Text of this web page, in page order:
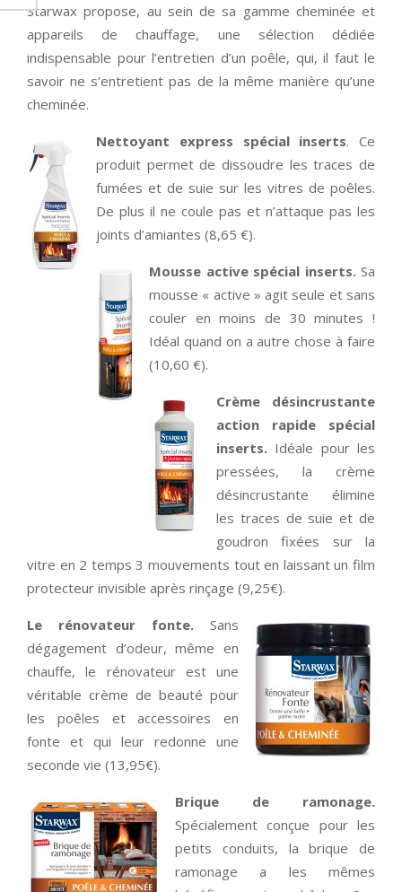
Starwax propose, au sein de sa gamme cheminée et
appareils de chauffage, une sélection dédiée
indispensable pour l’entretien d’un poêle, qui, il faut le
savoir ne s’entretient pas de la même manière qu’une
cheminée.
Nettoyant express spécial inserts. Ce
produit permet de dissoudre les traces de
fumées et de suie sur les vitres de poêles.
De plus il ne coule pas et n’attaque pas les
joints d’amiantes (8,65 €).
Mousse active spécial inserts.Sa
mousse « active » agit seule et sans
couler en moins de 30 minutes !
Idéal quand on a autre chose à faire
(10,60 €).
Crème désincrustante
action rapide spécial
inserts. Idéale pour les
pressées, la crème
désincrustante élimine
les traces de suie et de
goudron fixées sur la
vitre en 2 temps 3 mouvements tout en laissant un film
protecteur invisible après rinçage (9,25€).
Le rénovateur fonte. Sans
dégagement d’odeur, même en
chauffe, le rénovateur est une
véritable crème de beauté pour
les poêles et accessoires en
fonte et qui leur redonne une
seconde vie (13,95€).
Brique de ramonage.
Spécialement conçue pour les
petits conduits, la brique de
ramonage a les mêmes